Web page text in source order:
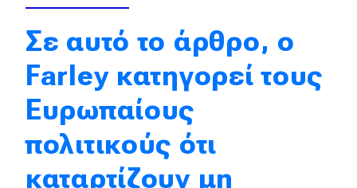
Αγώνες
Formula 1
WRC
Motorsport
Eco
Σε αυτό το άρθρο, ο
Farley κατηγορεί τους
Ευρωπαίους
πολιτικούς ότι
καταρτίζουν μη